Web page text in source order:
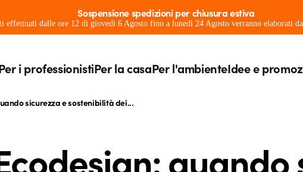
Sospensione spedizioni per chiusura estiva
effettuati dalle ore 12 di giovedì 6 Agosto fino a lunedì 24 Agosto verranno elaborati
i professionistiPer la casaPer l'ambienteIdee e
sicurezza e sostenibilità dei...
quando